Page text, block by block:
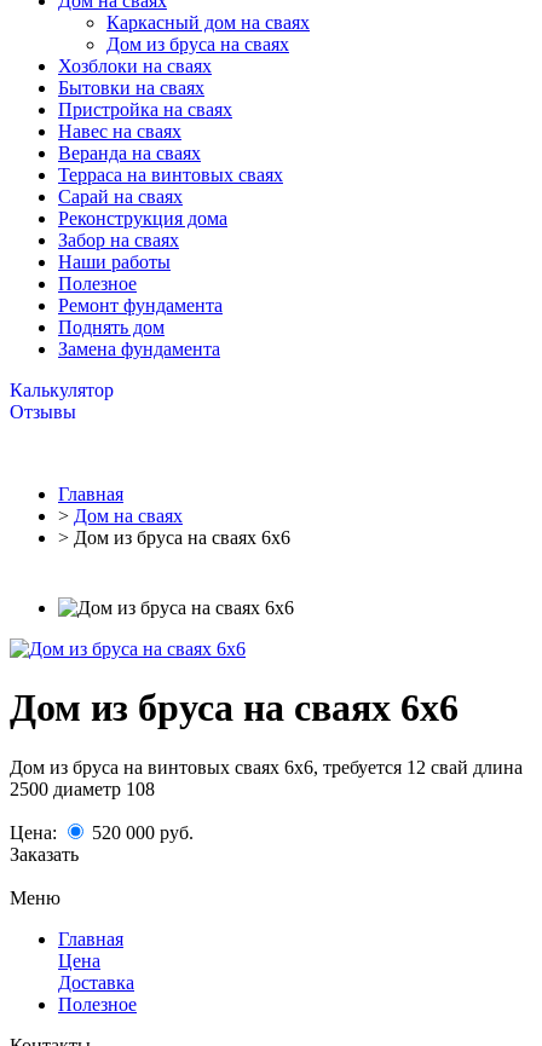
Каркасный дом на сваях
Дом из бруса на сваях
Хозблоки на сваях
Бытовки на сваях
Пристройка на сваях
Навес на сваях
Веранда на сваях
Терраса на винтовых сваях
Cарай на сваях
Реконструкция дома
Забор на сваях
Наши работы
Полезное
Ремонт фундамента
Поднять дом
Замена фундамента
Калькулятор
Отзывы
Главная
> Дом на сваях
> Дом из бруса на сваях 6х6
Дом из бруса на сваях 6х6
Дом из бруса на винтовых сваях 6х6, требуется 12 свай длина
2500 диаметр 108
Цена: 520 000 руб.
Заказать
Меню
Главная
Цена
Доставка
Полезное